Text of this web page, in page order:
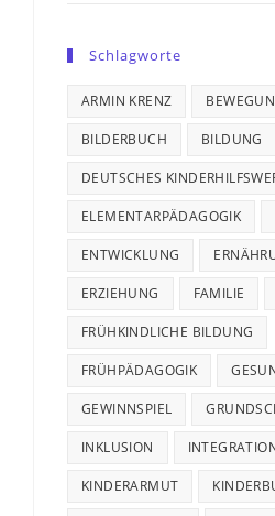
Schlagworte
ARMIN KRENZ
BILDERBUCH BILDUNG
DEUTSCHES
ELEMENTARPÄDAGOGIK
ENTWICKLUNG
ERZIEHUNG FAMILIE
FRÜHKINDLICHE BILDUNG
FRÜHPÄDAGOGIK
GEWINNSPIEL
INKLUSION
KINDERARMUT